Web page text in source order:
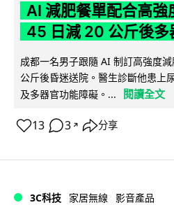
AI 減肥餐單配合高
45 日減 20 公斤後多
成都一名男子跟隨 AI 制訂高強度
公斤後昏迷送院。醫生診斷他患上
及多器官功能障礙。...
閱讀全文
13 3 ↗ 分享
3C科技 家居無線 影音產品